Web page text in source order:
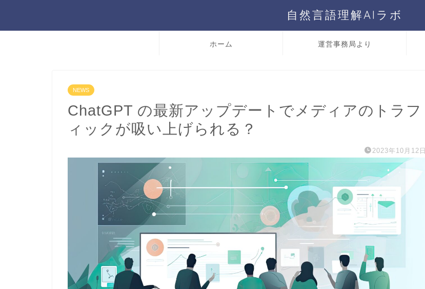
自然言語理解AIラボ
ホーム 運営事務局より
NEWS
ChatGPT の最新アップデートでメディアのトラフ
ィックが吸い上げられる？
2023年10月12日